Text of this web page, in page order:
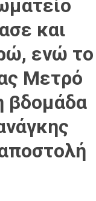
και
ενώ το
Μετρό
βδομάδα